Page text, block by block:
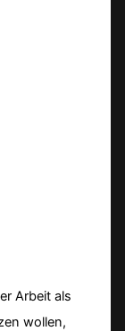
Arbeit als
wollen,